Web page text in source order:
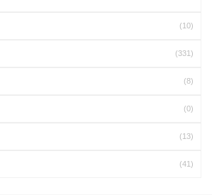
(10)
(331)
(8)
(0)
(13)
(41)